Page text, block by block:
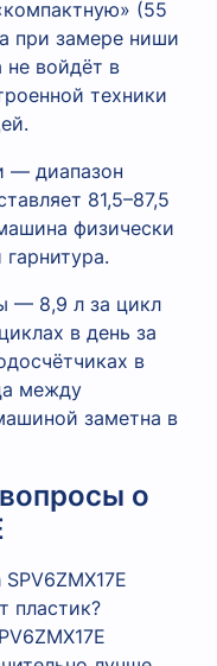
(55
при замере ниши
войдёт в
техники
— диапазон
81,5–87,5
физически
— 8,9 л за цикл
в день за
в
между
заметна в
о
пластик?